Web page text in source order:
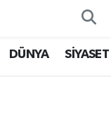
DÜNYA SİYASET